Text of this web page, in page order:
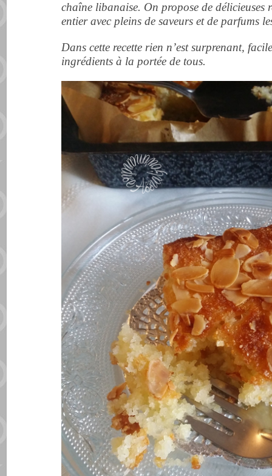
chaîne libanaise. On propose de délicieuses
entier avec pleins de saveurs et de parfums
Dans cette recette rien n’est surprenant,
ingrédients à la portée de tous.